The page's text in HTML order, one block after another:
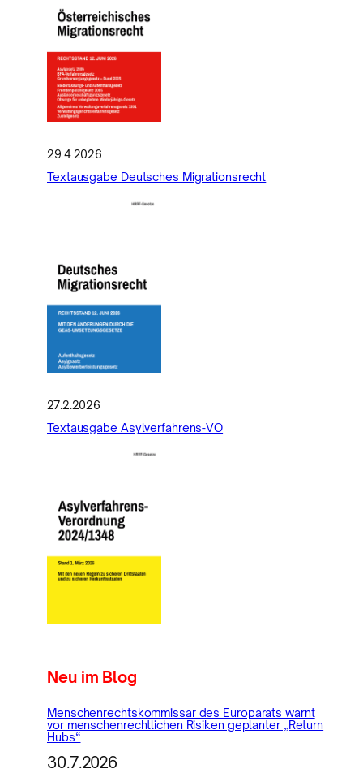
29.4.2026
Textausgabe Deutsches Migrationsrecht
27.2.2026
Textausgabe Asylverfahrens-VO
Neu im Blog
Menschenrechtskommissar des Europarats warnt
vor menschenrechtlichen Risiken geplanter „Return
Hubs“
30.7.2026